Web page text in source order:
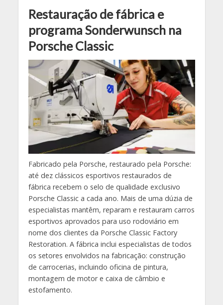
Restauração de fábrica e
programa Sonderwunsch na
Porsche Classic
Fabricado pela Porsche, restaurado pela Porsche:
até dez clássicos esportivos restaurados de
fábrica recebem o selo de qualidade exclusivo
Porsche Classic a cada ano. Mais de uma dúzia de
especialistas mantêm, reparam e restauram carros
esportivos aprovados para uso rodoviário em
nome dos clientes da Porsche Classic Factory
Restoration. A fábrica inclui especialistas de todos
os setores envolvidos na fabricação: construção
de carrocerias, incluindo oficina de pintura,
montagem de motor e caixa de câmbio e
estofamento.